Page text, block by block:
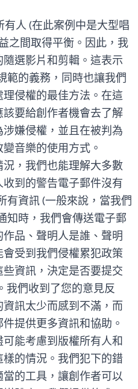
人 (在此案例中是大型唱
之間取得平衡。因此，我
選影片和剪輯。這表示
範的義務，同時也讓我們
侵權的最佳方法。在這
要給創作者機會去了解
嫌侵權，並且在被判為
音樂的使用方式。
，我們也能理解大多數
到的警告電子郵件沒有
有資訊 (一般來說，當我們
知時，我們會傳送電子郵
品、聲明人是誰、聲明
受到我們侵權累犯政策
資訊，決定是否要提交
我們收到了您的意見反
訊太少而感到不滿，而
提供更多資訊和協助。
能考慮到版權所有人和
的情況。我們犯下的錯
的工具，讓創作者可以